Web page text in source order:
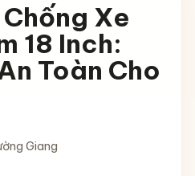
Xe
18 Inch:
Toàn Cho
Giang